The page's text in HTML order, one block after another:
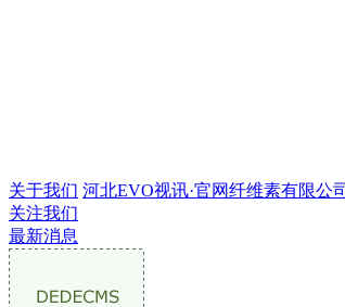
关于我们 河北EVO视讯·官网纤维素有限公
关注我们
最新消息